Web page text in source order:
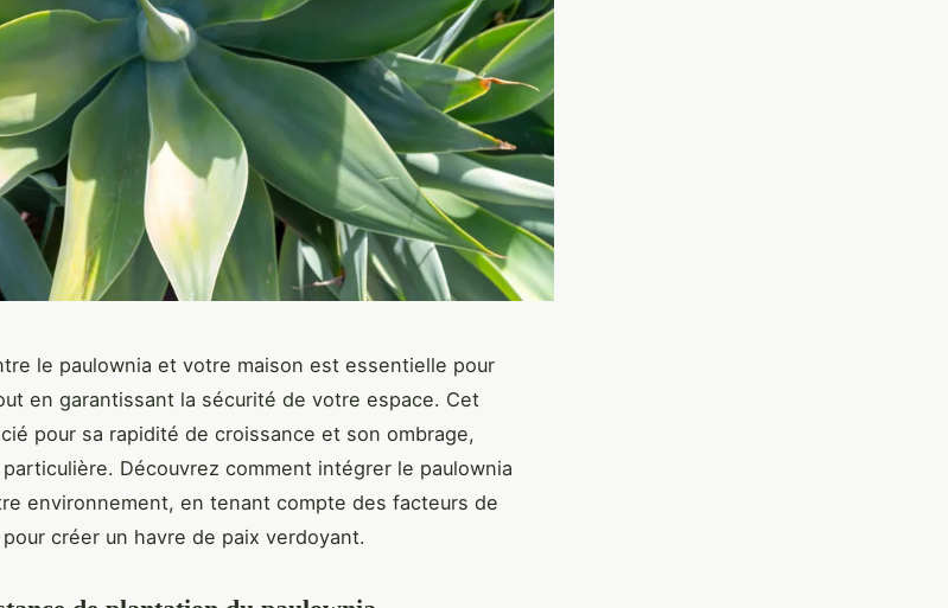
le paulownia et votre maison est essentielle pour
en garantissant la sécurité de votre espace. Cet
pour sa rapidité de croissance et son ombrage,
Découvrez comment intégrer le paulownia
environnement, en tenant compte des facteurs de
créer un havre de paix verdoyant.